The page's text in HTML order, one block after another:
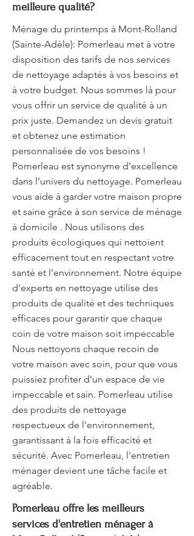
meilleure qualité?
Ménage du printemps à Mont-Rolland
(Sainte-Adèle): Pomerleau met à votre
disposition des tarifs de nos services
de nettoyage adaptés à vos besoins et
à votre budget. Nous sommes là pour
vous offrir un service de qualité à un
prix juste. Demandez un devis gratuit
et obtenez une estimation
personnalisée de vos besoins !
Pomerleau est synonyme d’excellence
dans l’univers du nettoyage. Pomerleau
vous aide à garder votre maison propre
et saine grâce à son service de ménage
à domicile . Nous utilisons des
produits écologiques qui nettoient
efficacement tout en respectant votre
santé et l’environnement. Notre équipe
d'experts en nettoyage utilise des
produits de qualité et des techniques
efficaces pour garantir que chaque
coin de votre maison soit impeccable
Nous nettoyons chaque recoin de
votre maison avec soin, pour que vous
puissiez profiter d’un espace de vie
impeccable et sain. Pomerleau utilise
des produits de nettoyage
respectueux de l'environnement,
garantissant à la fois efficacité et
sécurité. Avec Pomerleau, l'entretien
ménager devient une tâche facile et
agréable.
Pomerleau offre les meilleurs
services d'entretien ménager à